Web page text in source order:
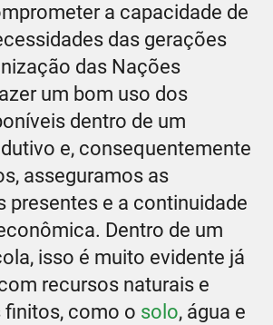
a capacidade de
das gerações
das Nações
um bom uso dos
dentro de um
e, consequentemente
asseguramos as
presentes e a continuidade
Dentro de um
isso é muito evidente já
recursos naturais e
finitos, como o solo, água e